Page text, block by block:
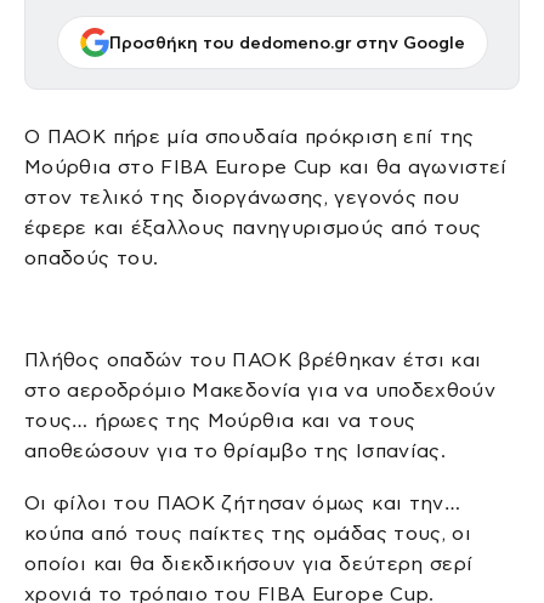
Προσθήκη του dedomeno.gr στην Google
Ο ΠΑΟΚ πήρε μία σπουδαία πρόκριση επί της
Μούρθια στο FIBA Europe Cup και θα αγωνιστεί
στον τελικό της διοργάνωσης, γεγονός που
έφερε και έξαλλους πανηγυρισμούς από τους
οπαδούς του.
Πλήθος οπαδών του ΠΑΟΚ βρέθηκαν έτσι και
στο αεροδρόμιο Μακεδονία για να υποδεχθούν
τους… ήρωες της Μούρθια και να τους
αποθεώσουν για το θρίαμβο της Ισπανίας.
Οι φίλοι του ΠΑΟΚ ζήτησαν όμως και την…
κούπα από τους παίκτες της ομάδας τους, οι
οποίοι και θα διεκδικήσουν για δεύτερη σερί
χρονιά το τρόπαιο του FIBA Europe Cup.